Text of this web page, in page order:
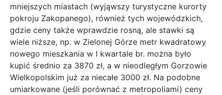
mniejszych miastach (wyjąwszy turystyczne kurorty
pokroju Zakopanego), również tych wojewódzkich,
gdzie ceny także wprawdzie rosną, ale stawki są
wiele niższe, np. w Zielonej Górze metr kwadratowy
nowego mieszkania w I kwartale br. można było
kupić średnio za 3870 zł, a w nieodległym Gorzowie
Wielkopolskim już za niecałe 3000 zł. Na podobne
umiarkowane (jeśli porównać z metropoliami) ceny